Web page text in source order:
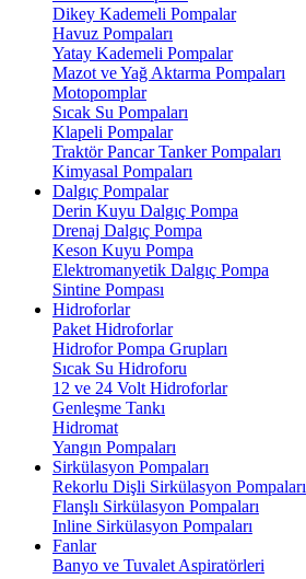
Dikey Kademeli Pompalar
Havuz Pompaları
Yatay Kademeli Pompalar
Mazot ve Yağ Aktarma Pompaları
Motopomplar
Sıcak Su Pompaları
Klapeli Pompalar
Traktör Pancar Tanker Pompaları
Kimyasal Pompaları
Dalgıç Pompalar
Derin Kuyu Dalgıç Pompa
Drenaj Dalgıç Pompa
Keson Kuyu Pompa
Elektromanyetik Dalgıç Pompa
Sintine Pompası
Hidroforlar
Paket Hidroforlar
Hidrofor Pompa Grupları
Sıcak Su Hidroforu
12 ve 24 Volt Hidroforlar
Genleşme Tankı
Hidromat
Yangın Pompaları
Sirkülasyon Pompaları
Rekorlu Dişli Sirkülasyon Pompaları
Flanşlı Sirkülasyon Pompaları
Inline Sirkülasyon Pompaları
Fanlar
Banyo ve Tuvalet Aspiratörleri